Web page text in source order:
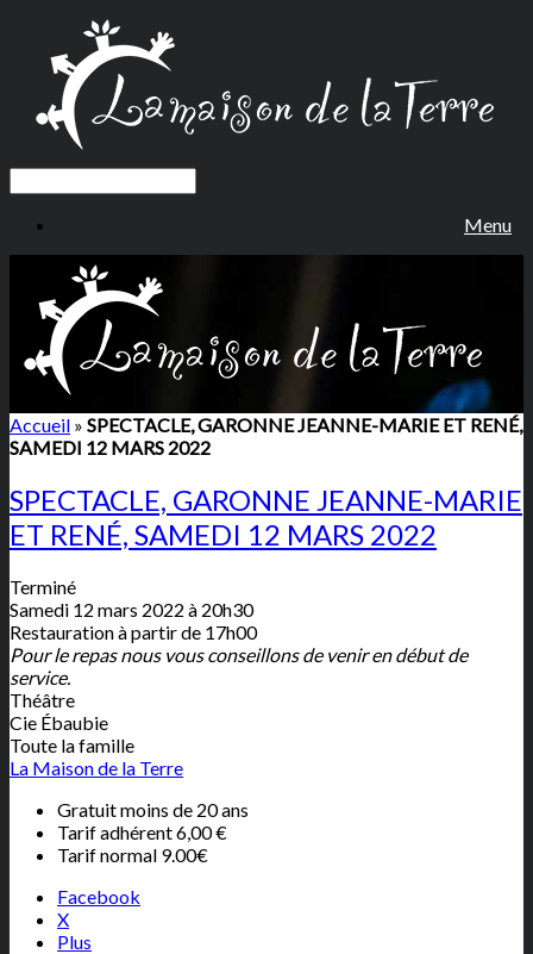
Menu
Accueil » SPECTACLE, GARONNE JEANNE-MARIE ET RENÉ,
SAMEDI 12 MARS 2022
SPECTACLE, GARONNE JEANNE-MARIE
ET RENÉ, SAMEDI 12 MARS 2022
Terminé
Samedi 12 mars 2022 à 20h30
Restauration à partir de 17h00
Pour le repas nous vous conseillons de venir en début de
service.
Théâtre
Cie Ébaubie
Toute la famille
La Maison de la Terre
Gratuit moins de 20 ans
Tarif adhérent 6,00 €
Tarif normal 9.00€
Facebook
X
Plus